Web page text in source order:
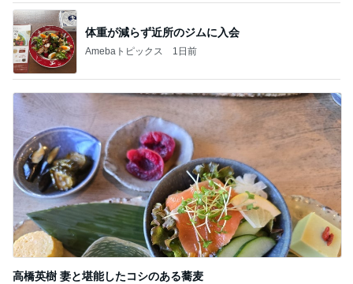
体重が減らず近所のジムに入会
Amebaトピックス 1日前
高橋英樹 妻と堪能したコシのある蕎麦